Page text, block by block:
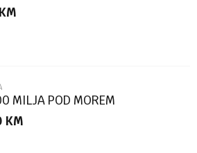
KM
MILJA POD MOREM
KM